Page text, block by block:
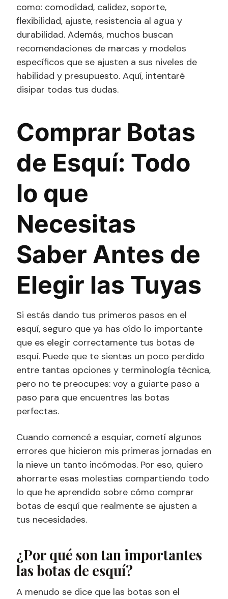
como: comodidad, calidez, soporte,
flexibilidad, ajuste, resistencia al agua y
durabilidad. Además, muchos buscan
recomendaciones de marcas y modelos
específicos que se ajusten a sus niveles de
habilidad y presupuesto. Aquí, intentaré
disipar todas tus dudas.
Comprar Botas
de Esquí: Todo
lo que
Necesitas
Saber Antes de
Elegir las Tuyas
Si estás dando tus primeros pasos en el
esquí, seguro que ya has oído lo importante
que es elegir correctamente tus botas de
esquí. Puede que te sientas un poco perdido
entre tantas opciones y terminología técnica,
pero no te preocupes: voy a guiarte paso a
paso para que encuentres las botas
perfectas.
Cuando comencé a esquiar, cometí algunos
errores que hicieron mis primeras jornadas en
la nieve un tanto incómodas. Por eso, quiero
ahorrarte esas molestias compartiendo todo
lo que he aprendido sobre cómo comprar
botas de esquí que realmente se ajusten a
tus necesidades.
¿Por qué son tan importantes
las botas de esquí?
A menudo se dice que las botas son el